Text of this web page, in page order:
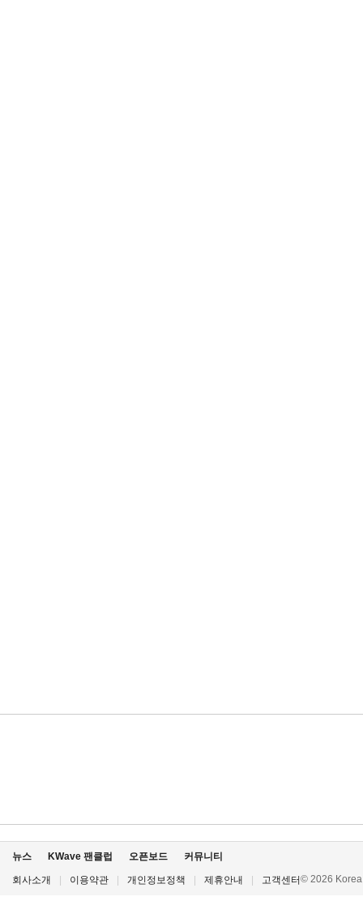
뉴스 KWave 팬클럽 오픈보드 커뮤니티
회사소개 이용약관 개인정보정책 제휴안내 고객센터© 2026